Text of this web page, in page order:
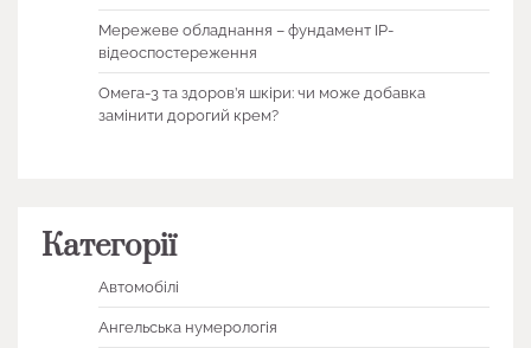
Мережеве обладнання – фундамент IP-
відеоспостереження
Омега-3 та здоров’я шкіри: чи може добавка
замінити дорогий крем?
Категорії
Автомобілі
Ангельська нумерологія